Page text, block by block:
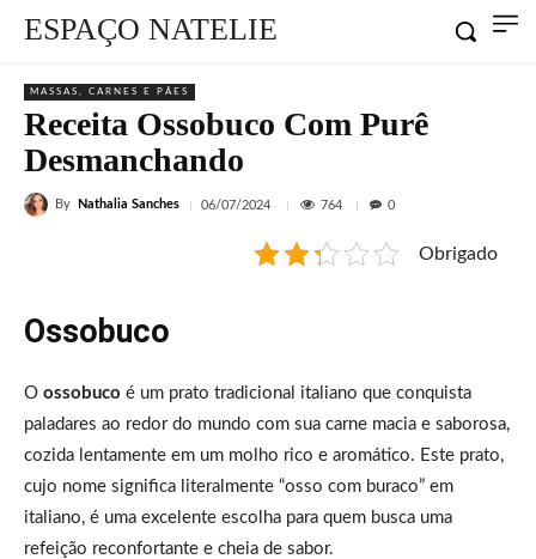
ESPAÇO NATELIE
MASSAS, CARNES E PÃES
Receita Ossobuco Com Purê
Desmanchando
By Nathalia Sanches 06/07/2024 764 0
Obrigado
Ossobuco
O ossobuco é um prato tradicional italiano que conquista
paladares ao redor do mundo com sua carne macia e saborosa,
cozida lentamente em um molho rico e aromático. Este prato,
cujo nome significa literalmente “osso com buraco” em
italiano, é uma excelente escolha para quem busca uma
refeição reconfortante e cheia de sabor.